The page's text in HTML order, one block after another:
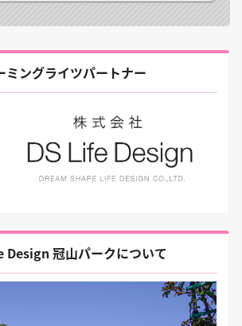
ミングライツパートナー
Design 冠山パークについて